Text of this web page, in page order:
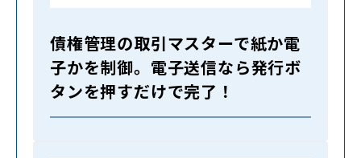
債権管理の取引マスターで紙か電
子かを制御。電子送信なら発行ボ
タンを押すだけで完了！